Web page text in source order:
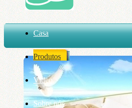
Casa
Produtos
Vídeo
Sobre nós